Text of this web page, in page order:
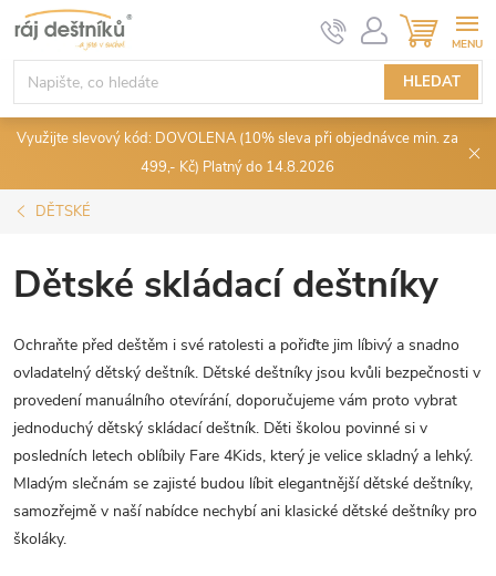
Přejít
na
obsah
HLEDAT
KOŠÍK
Využijte slevový kód: DOVOLENA (10% sleva při objednávce min. za
499,- Kč) Platný do 14.8.2026
DĚTSKÉ
Dětské skládací deštníky
Ochraňte před deštěm i své ratolesti a pořiďte jim líbivý a snadno
ovladatelný dětský deštník. Dětské deštníky jsou kvůli bezpečnosti v
provedení manuálního otevírání, doporučujeme vám proto vybrat
jednoduchý dětský skládací deštník. Děti školou povinné si v
posledních letech oblíbily Fare 4Kids, který je velice skladný a lehký.
Mladým slečnám se zajisté budou líbit elegantnější dětské deštníky,
samozřejmě v naší nabídce nechybí ani klasické dětské deštníky pro
školáky.